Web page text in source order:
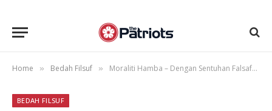
Home » Bedah Filsuf » Moraliti Hamba – Dengan Sentuhan Falsafah Nietzsche
BEDAH FILSUF